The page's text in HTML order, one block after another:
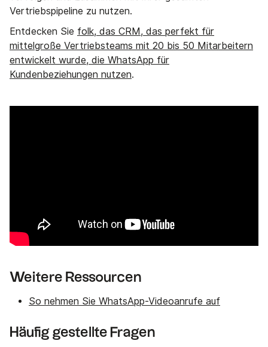
Vertriebspipeline zu nutzen.
Entdecken Sie folk, das CRM, das perfekt für
mittelgroße Vertriebsteams mit 20 bis 50 Mitarbeitern
entwickelt wurde, die WhatsApp für
Kundenbeziehungen nutzen.
Weitere Ressourcen
So nehmen Sie WhatsApp-Videoanrufe auf
Häufig gestellte Fragen